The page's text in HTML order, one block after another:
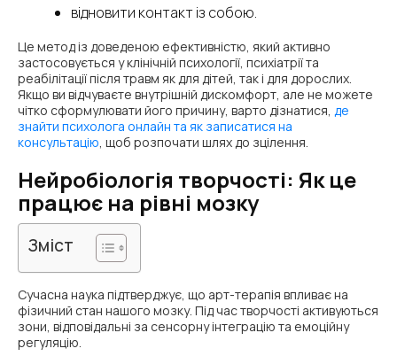
відновити контакт із собою.
Це метод із доведеною ефективністю, який активно
застосовується у клінічній психології, психіатрії та
реабілітації після травм як для дітей, так і для дорослих.
Якщо ви відчуваєте внутрішній дискомфорт, але не можете
чітко сформулювати його причину, варто дізнатися, де
знайти психолога онлайн та як записатися на
консультацію, щоб розпочати шлях до зцілення.
Нейробіологія творчості: Як це
працює на рівні мозку
Зміст
Сучасна наука підтверджує, що арт-терапія впливає на
фізичний стан нашого мозку. Під час творчості активуються
зони, відповідальні за сенсорну інтеграцію та емоційну
регуляцію.